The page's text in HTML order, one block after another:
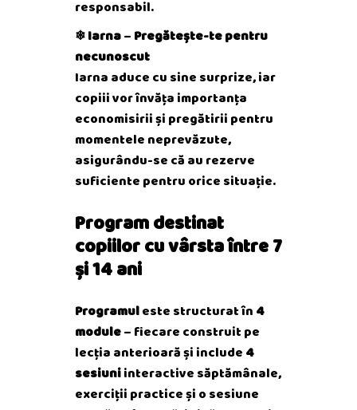
responsabil.
❄ Iarna– Pregătește-te pentru
necunoscut
Iarna aduce cu sine surprize, iar
copiii vor învăța importanța
economisirii și pregătirii pentru
momentele neprevăzute,
asigurându-se că au rezerve
suficiente pentru orice situație.
Program destinat
copiilor cu vârsta între 7
și 14 ani
Programuleste structurat în 4
module– fiecare construit pe
lecția anterioară și include 4
sesiuniinteractive săptămânale,
exerciții practice și o sesiune